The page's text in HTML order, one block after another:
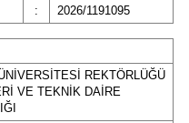
: 2026/1191095
REKTÖRLÜĞÜ
VE TEKNİK DAİRE